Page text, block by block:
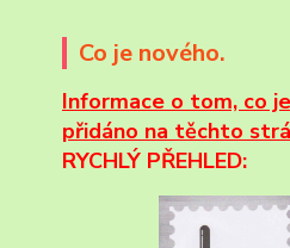
Co je nového.
Informace o tom, co
přidáno na těchto
RYCHLÝ PŘEHLED: